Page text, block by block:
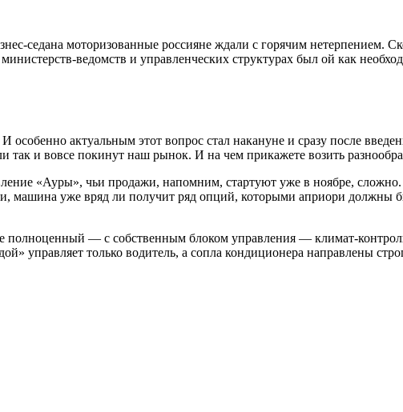
седана моторизованные россияне ждали с горячим нетерпением.
ведомств и управленческих структурах был ой как
актуальным этот вопрос стал накануне и сразу после
так и вовсе покинут наш рынок. И на чем прикажете возить
«Ауры», чьи продажи, напомним, стартуют уже в ноябре,
машина уже вряд ли получит ряд опций, которыми априори должны
полноценный — с собственным блоком управления — климат-
управляет только водитель, а сопла кондиционера направлены